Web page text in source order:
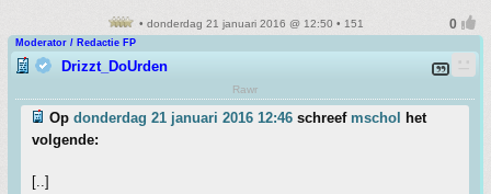
• donderdag 21 januari 2016 @ 12:50 • 151
Moderator / Redactie FP
Drizzt_DoUrden
Rawr
Op donderdag 21 januari 2016 12:46 schreef mschol
het
volgende:
[..]